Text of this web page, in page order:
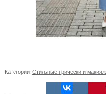
Категории: Стильные прически и макияж